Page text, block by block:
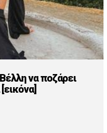
να ποζάρει